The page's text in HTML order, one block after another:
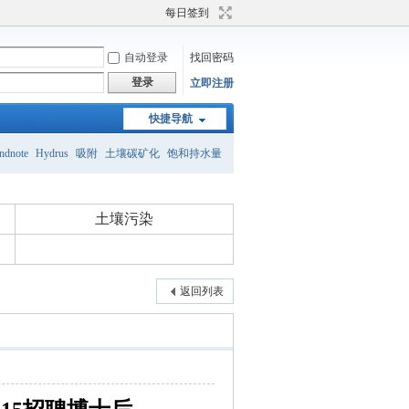
每日签到
自动登录
找回密码
登录 立即注册
快捷导航
Hydrus 吸附 土壤碳矿化 饱和持水量
土壤污染
返回列表